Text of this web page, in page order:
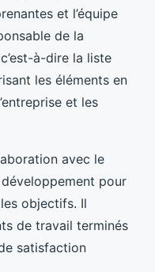
et l’équipe
de la
à-dire la liste
les éléments en
et les
avec le
développement pour
objectifs. Il
de travail terminés
satisfaction